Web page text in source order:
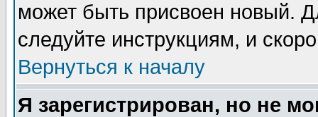
может быть присвоен новый.
следуйте инструкциям, и
Вернуться к началу
Я зарегистрирован, но не